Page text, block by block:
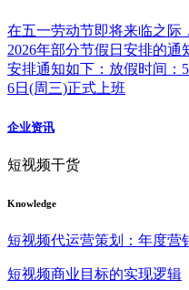
在五一劳动节即将来临之际
2026年部分节假日安排的通
安排通知如下：放假时间
6日(周三)正式上班
企业资讯
短视频干货
Knowledge
短视频代运营策划：年度营
短视频商业目标的实现逻辑